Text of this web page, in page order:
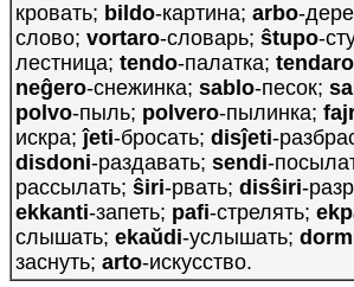
кровать; bildo-картина; arbo-
слово; vortaro-словарь; ŝtupo-
лестница; tendo-палатка; tendaro
neĝero-снежинка; sablo-песок;
polvo-пыль; polvero-пылинка;
искра;ĵeti-бросать; disĵeti-
disdoni-раздавать; sendi-
рассылать; ŝiri-рвать; disŝiri-
ekkanti-запеть; pafi-стрелять;
слышать; ekaŭdi-услышать;
заснуть; arto-искусство.